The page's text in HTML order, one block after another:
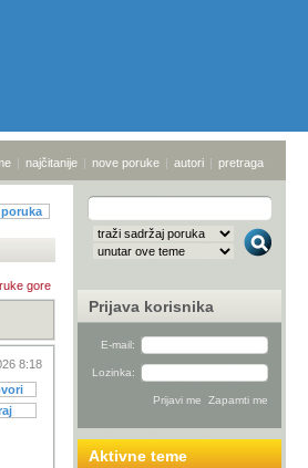
| najčitanije | nove poruke | autori | pretraga
gore
8:18
Prijava korisnika
E-mail:
Lozinka:
Aktivne teme